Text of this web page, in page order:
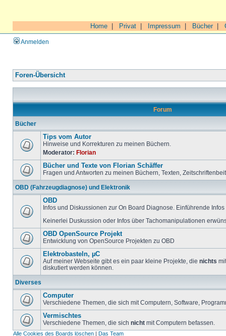
Home Privat Impressum Bücher|
Anmelden
Foren-Übersicht
Forum
Bücher
Tips vom Autor
Hinweise und Korrekturen zu meinen Büchern.
Moderator: Florian
Bücher und Texte von Florian Schäffer
Fragen und Antworten zu meinen Büchern, Texten,
OBD (Fahrzeugdiagnose) und Elektronik
OBD
Infos und Diskussionen zur On Board Diagnose. Einführende
Keinerlei Duskussion oder Infos über Tachomanipulationen
OBD OpenSource Projekt
Entwicklung von OpenSource Projekten zu OBD
Elektrobasteln, µC
Auf meiner Webseite gibt es ein paar kleine Projekte, die nichts
diskutiert werden können.
Diverses
Computer
Verschiedene Themen, die sich mit Computern, Software,
Vermischtes
Verschiedene Themen, die sich nicht mit Computern befassen.
Alle Cookies des Boards löschen | Das Team